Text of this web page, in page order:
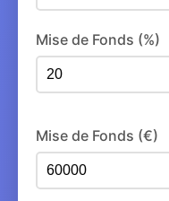
Mise de Fonds (%)
Mise de Fonds (€)